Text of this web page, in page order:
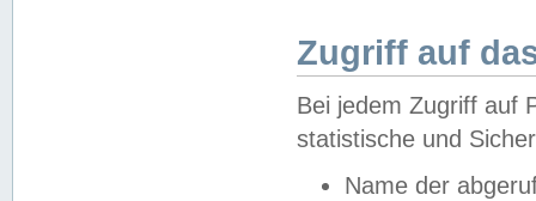
Zugriff auf
Bei jedem Zugriff auf
statistische und
Name der